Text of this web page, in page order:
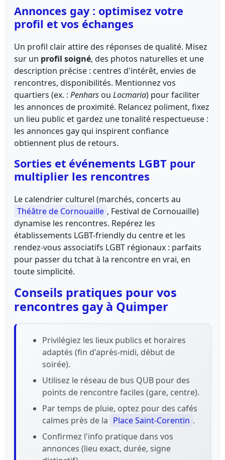
Annonces gay : optimisez votre
profil et vos échanges
Un profil clair attire des réponses de qualité. Misez
sur un profil soigné, des photos naturelles et une
description précise : centres d'intérêt, envies de
rencontres, disponibilités. Mentionnez vos
quartiers (ex. : Penhars ou Locmaria) pour faciliter
les annonces de proximité. Relancez poliment, fixez
un lieu public et gardez une tonalité respectueuse :
les annonces gay qui inspirent confiance
obtiennent plus de retours.
Sorties et événements LGBT pour
multiplier les rencontres
Le calendrier culturel (marchés, concerts au
Théâtre de Cornouaille , Festival de Cornouaille)
dynamise les rencontres. Repérez les
établissements LGBT-friendly du centre et les
rendez-vous associatifs LGBT régionaux : parfaits
pour passer du tchat à la rencontre en vrai, en
toute simplicité.
Conseils pratiques pour vos
rencontres gay à Quimper
Privilégiez les lieux publics et horaires
adaptés (fin d'après-midi, début de
soirée).
Utilisez le réseau de bus QUB pour des
points de rencontre faciles (gare, centre).
Par temps de pluie, optez pour des cafés
calmes près de la Place Saint-Corentin .
Confirmez l'info pratique dans vos
annonces (lieu exact, durée, signe